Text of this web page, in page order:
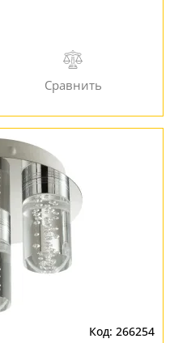
266254